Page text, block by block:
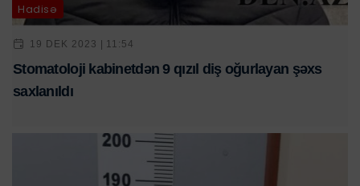
Hadisə
19 DEK 2023 | 11:54
Stomatoloji kabinetdən 9 qızıl diş oğurlayan şəxs
saxlanıldı